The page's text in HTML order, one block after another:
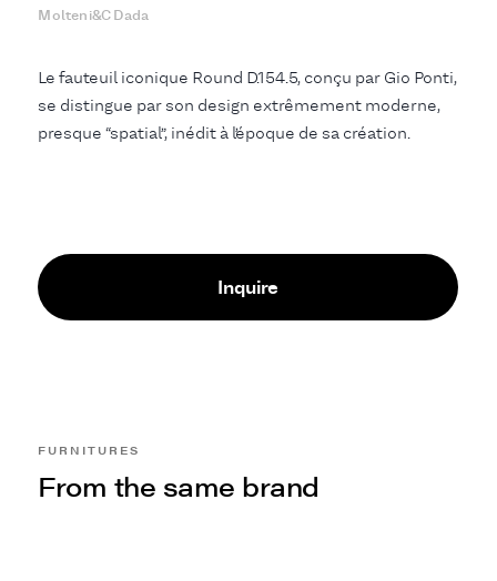
Molteni&C Dada
Le fauteuil iconique Round D.154.5, conçu par Gio Ponti,
se distingue par son design extrêmement moderne,
presque “spatial”, inédit à l’époque de sa création.
Inquire
From the same brand
FURNITURES